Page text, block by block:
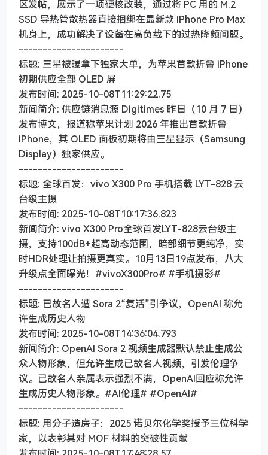
区发帖，展示了一项硬核改装，通过将 PC 用的 M.2
SSD 导热管散热器直接捆绑在最新款 iPhone Pro Max
机身上，成功解决了设备在高负载下的过热降频问题。
----------------------
标题: 三星被曝拿下独家大单，为苹果首款折叠 iPhone
初期供应全部 OLED 屏
发布时间: 2025-10-08T11:29:22.75
新闻简介: 供应链消息源 Digitimes 昨日（10 月 7 日）
发布博文，报道称苹果计划 2026 年推出首款折叠
iPhone，其 OLED 面板初期将由三星显示（Samsung
Display）独家供应。
----------------------
标题: 全球首发：vivo X300 Pro 手机搭载 LYT-828 云
台级主摄
发布时间: 2025-10-08T10:17:36.823
新闻简介: vivo X300 Pro全球首发LYT-828云台级主
摄，支持100dB+超高动态范围，暗部细节更纯净，实
时HDR处理让拍摄更真实。10月13日19点发布，八大
升级点全面曝光！#vivoX300Pro# #手机摄影#
----------------------
标题: 已故名人遭 Sora 2“复活”引争议，OpenAI 称允
许生成历史人物
发布时间: 2025-10-08T14:36:04.793
新闻简介: OpenAI Sora 2 视频生成器默认禁止生成公
众人物形象，但允许生成已故名人视频，引发伦理争
议。已故名人亲属表示强烈不满，OpenAI回应称允许
生成历史人物形象。#AI伦理# #OpenAI#
----------------------
标题: 用分子造房子：2025 诺贝尔化学奖授予三位科学
家，以表彰其对 MOF 材料的突破性贡献